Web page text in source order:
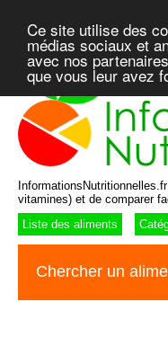
Ce site utilise des
médias sociaux et
avec nos
que vous leur avez
vitamines) et de comparer
Liste des aliments
Chercher un